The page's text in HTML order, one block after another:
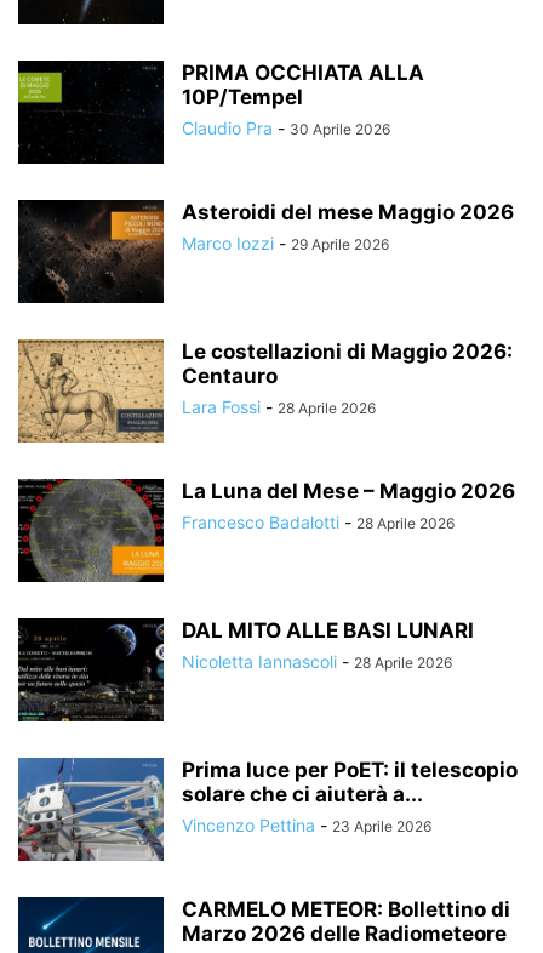
PRIMA OCCHIATA ALLA
10P/Tempel
Claudio Pra - 30 Aprile 2026
Asteroidi del mese Maggio 2026
Marco Iozzi - 29 Aprile 2026
Le costellazioni di Maggio 2026:
Centauro
Lara Fossi - 28 Aprile 2026
La Luna del Mese – Maggio 2026
Francesco Badalotti - 28 Aprile 2026
DAL MITO ALLE BASI LUNARI
Nicoletta Iannascoli - 28 Aprile 2026
Prima luce per PoET: il telescopio
solare che ci aiuterà a...
Vincenzo Pettina - 23 Aprile 2026
CARMELO METEOR: Bollettino di
Marzo 2026 delle Radiometeore